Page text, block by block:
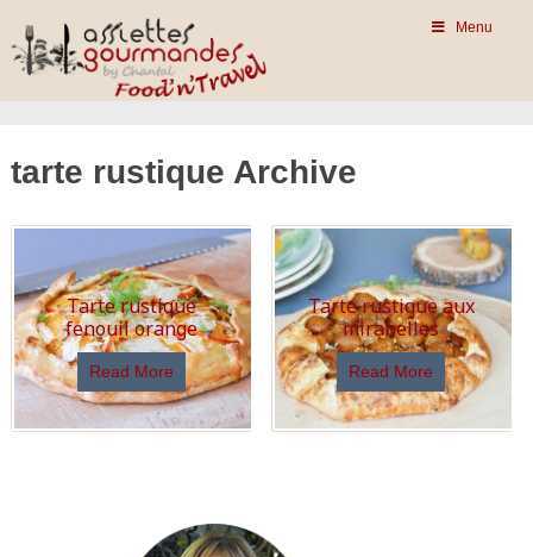
Menu
tarte rustique Archive
Tarte rustique
fenouil orange
Read More
Tarte rustique aux
mirabelles
Read More